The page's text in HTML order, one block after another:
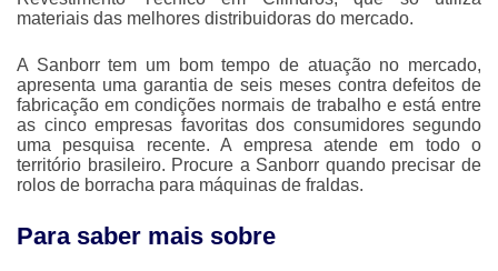
materiais das melhores distribuidoras do mercado.
A Sanborr tem um bom tempo de atuação no mercado,
apresenta uma garantia de seis meses contra defeitos de
fabricação em condições normais de trabalho e está entre
as cinco empresas favoritas dos consumidores segundo
uma pesquisa recente. A empresa atende em todo o
território brasileiro. Procure a Sanborr quando precisar de
rolos de borracha para máquinas de fraldas.
Para saber mais sobre